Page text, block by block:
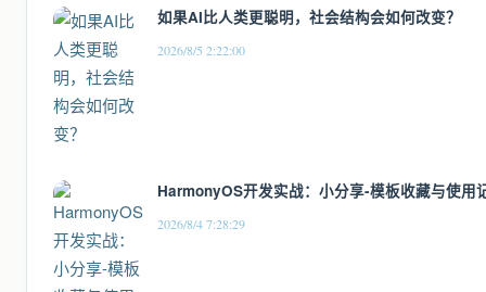
如果AI比人类更聪明，社会结构会如何改变？
2026/8/5 2:22:00
HarmonyOS开发实战：小分享-模板收藏与使用
2026/8/4 7:28:29